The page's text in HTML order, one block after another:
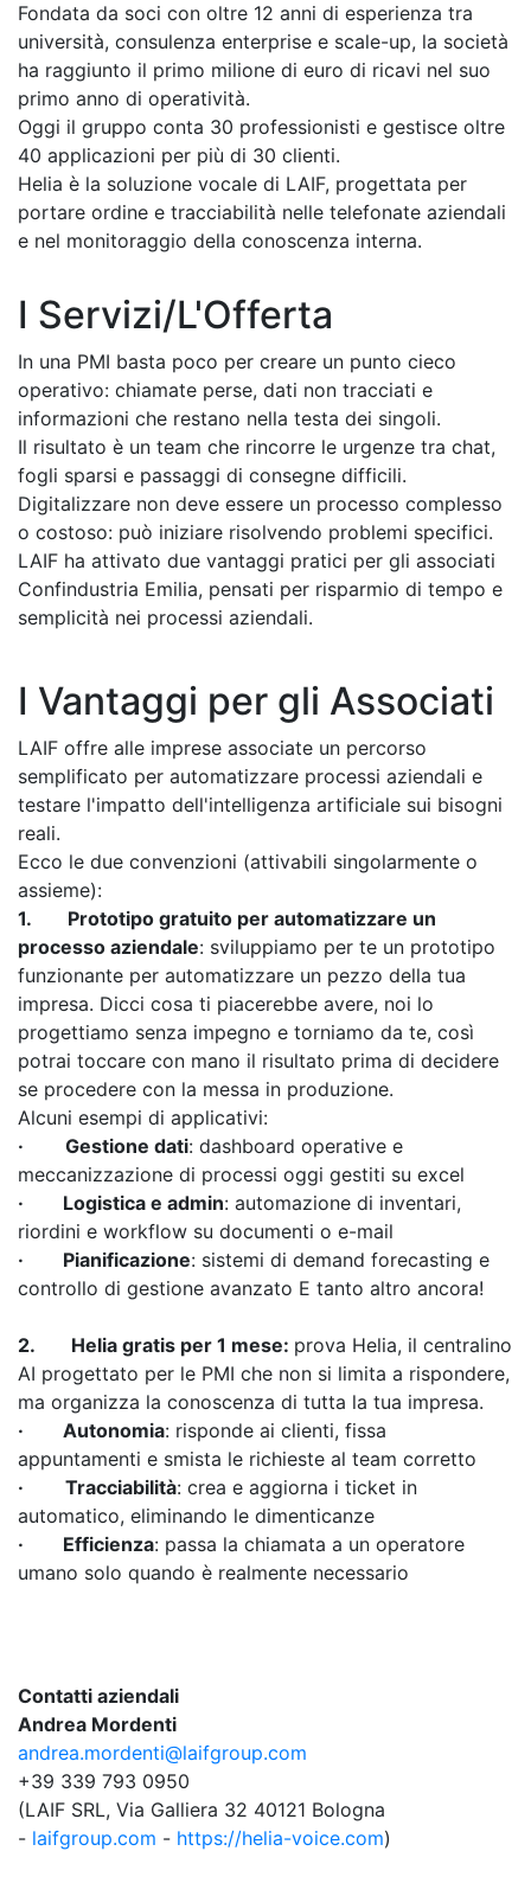
Fondata da soci con oltre 12 anni di esperienza tra
università, consulenza enterprise e scale-up, la società
ha raggiunto il primo milione di euro di ricavi nel suo
primo anno di operatività.
Oggi il gruppo conta 30 professionisti e gestisce oltre
40 applicazioni per più di 30 clienti.
Helia è la soluzione vocale di LAIF, progettata per
portare ordine e tracciabilità nelle telefonate aziendali
e nel monitoraggio della conoscenza interna.
Contatti aziendali
Andrea Mordenti
andrea.mordenti@laifgroup.com
+39 339 793 0950
(LAIF SRL, Via Galliera 32 40121 Bologna
- laifgroup.com - https://helia-voice.com)
I Servizi/L'Offerta
In una PMI basta poco per creare un punto cieco
operativo: chiamate perse, dati non tracciati e
informazioni che restano nella testa dei singoli.
Il risultato è un team che rincorre le urgenze tra chat,
fogli sparsi e passaggi di consegne difficili.
Digitalizzare non deve essere un processo complesso
o costoso: può iniziare risolvendo problemi specifici.
LAIF ha attivato due vantaggi pratici per gli associati
Confindustria Emilia, pensati per risparmio di tempo e
semplicità nei processi aziendali.
I Vantaggi per gli Associati
LAIF offre alle imprese associate un percorso
semplificato per automatizzare processi aziendali e
testare l'impatto dell'intelligenza artificiale sui bisogni
reali.
Ecco le due convenzioni (attivabili singolarmente o
assieme):
1.
Prototipo gratuito per automatizzare un
processo aziendale: sviluppiamo per te un prototipo
funzionante per automatizzare un pezzo della tua
impresa. Dicci cosa ti piacerebbe avere, noi lo
progettiamo senza impegno e torniamo da te, così
potrai toccare con mano il risultato prima di decidere
se procedere con la messa in produzione.
Alcuni esempi di applicativi:
·
Gestione dati: dashboard operative e
meccanizzazione di processi oggi gestiti su excel
·
Logistica e admin: automazione di inventari,
riordini e workflow su documenti o e-mail
·
Pianificazione: sistemi di demand forecasting e
controllo di gestione avanzato E tanto altro ancora!
2. Helia gratis per 1 mese: prova Helia, il centralino
AI progettato per le PMI che non si limita a rispondere,
ma organizza la conoscenza di tutta la tua impresa.
·
Autonomia: risponde ai clienti, fissa
appuntamenti e smista le richieste al team corretto
·
Tracciabilità: crea e aggiorna i ticket in
automatico, eliminando le dimenticanze
·
Efficienza: passa la chiamata a un operatore
umano solo quando è realmente necessario